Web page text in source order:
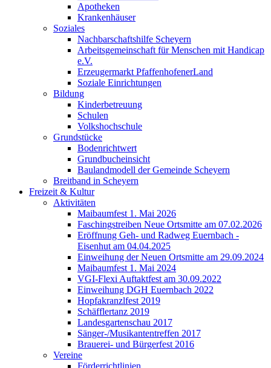
Apotheken
Krankenhäuser
Soziales
Nachbarschaftshilfe Scheyern
Arbeitsgemeinschaft für Menschen mit Handicap
e.V.
Erzeugermarkt PfaffenhofenerLand
Soziale Einrichtungen
Bildung
Kinderbetreuung
Schulen
Volkshochschule
Grundstücke
Bodenrichtwert
Grundbucheinsicht
Baulandmodell der Gemeinde Scheyern
Breitband in Scheyern
Freizeit & Kultur
Aktivitäten
Maibaumfest 1. Mai 2026
Faschingstreiben Neue Ortsmitte am 07.02.2026
Eröffnung Geh- und Radweg Euernbach -
Eisenhut am 04.04.2025
Einweihung der Neuen Ortsmitte am 29.09.2024
Maibaumfest 1. Mai 2024
VGI-Flexi Auftaktfest am 30.09.2022
Einweihung DGH Euernbach 2022
Hopfakranzlfest 2019
Schäfflertanz 2019
Landesgartenschau 2017
Sänger-/Musikantentreffen 2017
Brauerei- und Bürgerfest 2016
Vereine
Förderrichtlinien